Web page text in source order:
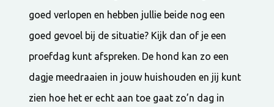
goed verlopen en hebben jullie beide nog een
goed gevoel bij de situatie? Kijk dan of je een
proefdag kunt afspreken. De hond kan zo een
dagje meedraaien in jouw huishouden en jij kunt
zien hoe het er echt aan toe gaat zo’n dag in